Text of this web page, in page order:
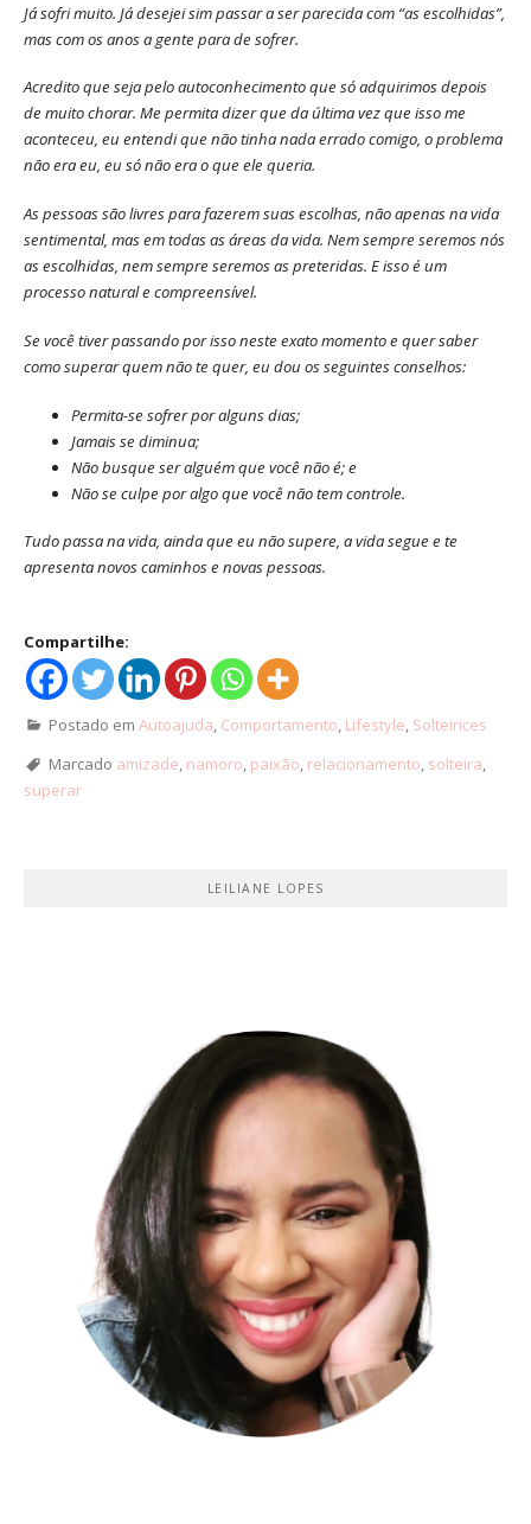
Já sofri muito. Já desejei sim passar a ser parecida com “as escolhidas”,
mas com os anos a gente para de sofrer.
Acredito que seja pelo autoconhecimento que só adquirimos depois
de muito chorar. Me permita dizer que da última vez que isso me
aconteceu, eu entendi que não tinha nada errado comigo, o problema
não era eu, eu só não era o que ele queria.
As pessoas são livres para fazerem suas escolhas, não apenas na vida
sentimental, mas em todas as áreas da vida. Nem sempre seremos nós
as escolhidas, nem sempre seremos as preteridas. E isso é um
processo natural e compreensível.
Se você tiver passando por isso neste exato momento e quer saber
como superar quem não te quer, eu dou os seguintes conselhos:
Permita-se sofrer por alguns dias;
Jamais se diminua;
Não busque ser alguém que você não é; e
Não se culpe por algo que você não tem controle.
Tudo passa na vida, ainda que eu não supere, a vida segue e te
apresenta novos caminhos e novas pessoas.
Compartilhe:
Postado em Autoajuda, Comportamento, Lifestyle, Solteirices
Marcado amizade, namoro, paixão, relacionamento, solteira,
superar
LEILIANE LOPES